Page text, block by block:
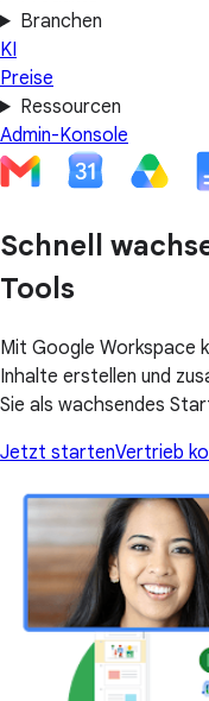
Branchen
KI
Preise
Ressourcen
Admin-Konsole
Schnell
Tools
Mit Google Workspace
Inhalte erstellen und
Sie als wachsendes
Jetzt startenVertrieb